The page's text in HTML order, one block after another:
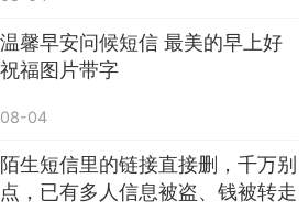
通、中通、京东快递，从来不
赔、补办。
绝不会用陌生手机号发链接短
温馨早安问候短信 最美的早上好
祝福图片带字
08-04
陌生短信里的链接直接删，千万别
点，已有多人信息被盗、钱被转走